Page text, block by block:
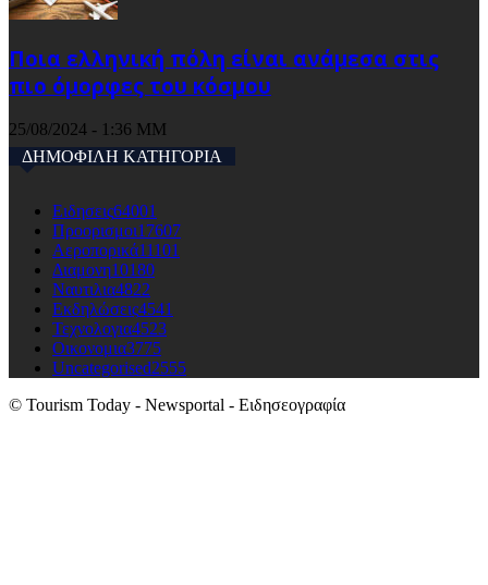
Ποια ελληνική πόλη είναι ανάμεσα στις
πιο όμορφες του κόσμου
25/08/2024 - 1:36 ΜΜ
ΔΗΜΟΦΙΛΗ ΚΑΤΗΓΟΡΙΑ
Ειδησεις64001
Προορισμοι17607
Αεροπορικά11101
Διαμονη10180
Ναυτιλια4822
Εκδηλώσεις4541
Τεχνολογια4523
Οικονομια3775
Uncategorised2555
© Tourism Today - Newsportal - Ειδησεογραφία